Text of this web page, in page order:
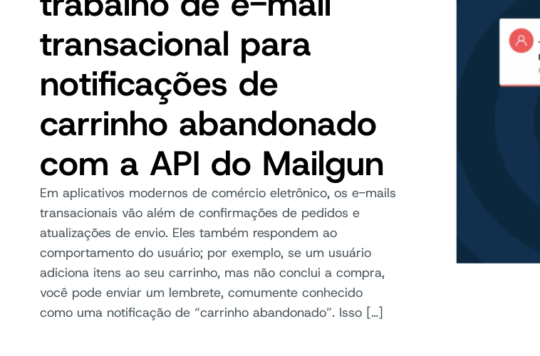
transacional para
notificações de
carrinho abandonado
com a API do Mailgun
Em aplicativos modernos de comércio eletrônico, os e-mails
transacionais vão além de confirmações de pedidos e
atualizações de envio. Eles também respondem ao
comportamento do usuário; por exemplo, se um usuário
adiciona itens ao seu carrinho, mas não conclui a compra,
você pode enviar um lembrete, comumente conhecido
como uma notificação de “carrinho abandonado”. Isso […]